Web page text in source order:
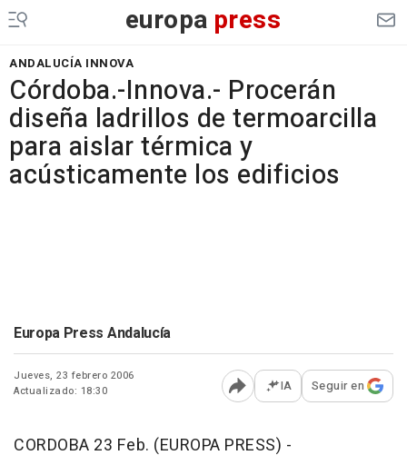
europa press
ANDALUCÍA INNOVA
Córdoba.-Innova.- Procerán
diseña ladrillos de termoarcilla
para aislar térmica y
acústicamente los edificios
Europa Press Andalucía
Jueves, 23 febrero 2006
Actualizado: 18:30
Abrir opciones para
IA Seguir en
CORDOBA 23 Feb. (EUROPA PRESS) -